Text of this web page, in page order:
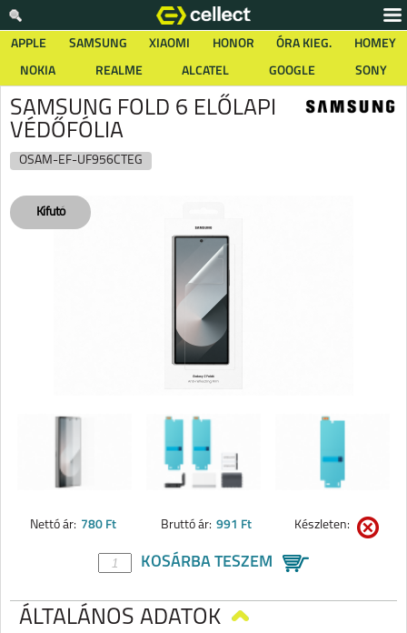
APPLE SAMSUNG XIAOMI HONOR ÓRA KIEG.
HOMEY
NOKIA
REALME ALCATEL GOOGLE SONY
SAMSUNG FOLD 6 ELŐLAPI
VÉDŐFÓLIA
OSAM-EF-UF956CTEG
Nettó ár: 780 Ft Bruttó ár: 991 Ft Készleten:
KOSÁRBA TESZEM
ÁLTALÁNOS ADATOK